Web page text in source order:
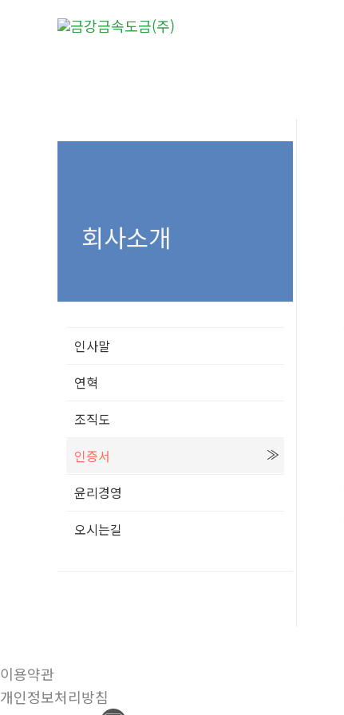
회사소개
인사말
연혁
조직도
인증서
윤리경영
오시는길
이용약관
개인정보처리방침